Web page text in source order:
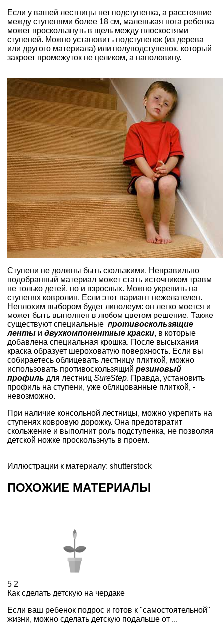
Если у вашей лестницы нет подступенка, а расстояние
между ступенями более 18 см, маленькая нога ребенка
может проскользнуть в щель между плоскостями
ступеней. Можно установить подступенок (из дерева
или другого материала) или полуподступенок, который
закроет промежуток не целиком, а наполовину.
Ступени не должны быть скользкими. Неправильно
подобранный материал может стать источником травм
не только детей, но и взрослых. Можно укрепить на
ступенях ковролин. Если этот вариант нежелателен.
Неплохим выбором будет линолеум: он легко моется и
может быть выполнен в любом цветом решение. Также
существуют специальные противоскользящие
ленты и двухкомпонентные краски, в которые
добавлена специальная крошка. После высыхания
краска образует шероховатую поверхность. Если вы
собираетесь облицевать лестницу плиткой, можно
использовать противоскользящий резиновый
профиль для лестниц SureStep. Правда, установить
профиль на ступени, уже облицованные плиткой, -
невозможно.
При наличие консольной лестницы, можно укрепить на
ступенях ковровую дорожку. Она предотвратит
скольжение и выполнит роль подступенка, не позволяя
детской ножке проскользнуть в проем.
Иллюстрации к материалу: shutterstock
ПОХОЖИЕ МАТЕРИАЛЫ
5 2
Как сделать детскую на чердаке
Если ваш ребенок подрос и готов к "самостоятельной"
жизни, можно сделать детскую подальше от ...